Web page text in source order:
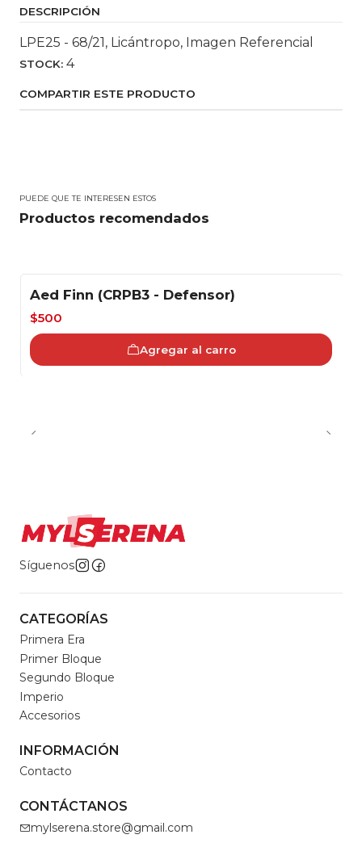
DESCRIPCIÓN
LPE25 - 68/21, Licántropo, Imagen Referencial
STOCK: 4
COMPARTIR ESTE PRODUCTO
PUEDE QUE TE INTERESEN ESTOS
Productos recomendados
-38%
Aed Finn (CRPB3 - Defensor)
$500
Agregar al carro
Síguenos
CATEGORÍAS
Primera Era
Primer Bloque
Segundo Bloque
Imperio
Accesorios
INFORMACIÓN
Contacto
CONTÁCTANOS
mylserena.store@gmail.com